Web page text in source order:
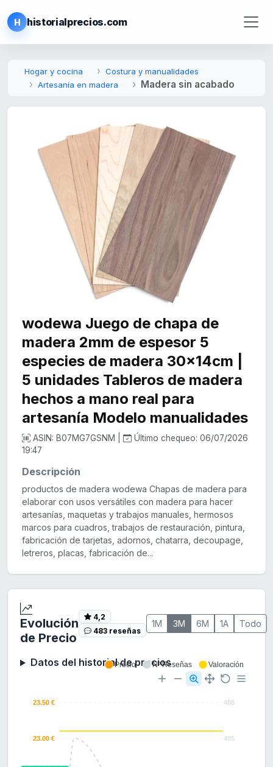
H historialprecios.com
Hogar y cocina
Costura y manualidades
Artesanía en madera
Madera sin acabado
wodewa Juego de chapa de
madera 2mm de espesor 5
especies de madera 30x14cm |
5 unidades Tableros de madera
hechos a mano real para
artesanía Modelo manualidades
ASIN: B07MG7GSNM |
Último chequeo: 06/07/2026
19:47
Descripción
productos de madera wodewa Chapas de madera para
elaborar con usos versátiles con madera para hacer
artesanías, maquetas y trabajos manuales, hermosos
marcos para cuadros, trabajos de restauración, pintura,
fabricación de tarjetas, adornos, chatarra, decoupage,
letreros, placas, fabricación de...
Evolución
de Precio
4,2
483 reseñas
1M 3M 6M 1A Todo
Datos del historial de precios
486
485
23.50 €
23.00 €
Precio Nº Reseñas Valoración